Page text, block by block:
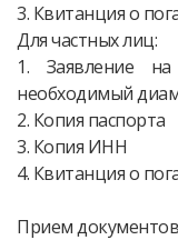
3. Квитанция о
Для частных лиц:
1. Заявление
необходимый
2. Копия паспорта
3. Копия ИНН
4. Квитанция о
Прием документов